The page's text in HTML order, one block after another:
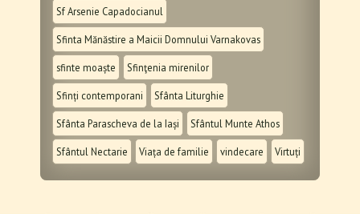
Sf Arsenie Capadocianul
Sfinta Mănăstire a Maicii Domnului Varnakovas
sfinte moaște Sfinţenia mirenilor
Sfinți contemporani Sfânta Liturghie
Sfânta Parascheva de la Iași Sfântul Munte Athos
Sfântul Nectarie Viața de familie vindecare Virtuți